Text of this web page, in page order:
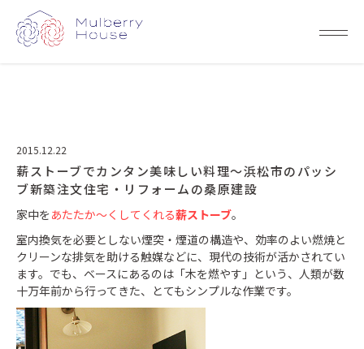
2015.12.22
薪ストーブでカンタン美味しい料理～浜松市のパッシ
ブ新築注文住宅・リフォームの桑原建設
家中をあたたか～くしてくれる薪ストーブ。
室内換気を必要としない煙突・煙道の構造や、効率のよい燃焼と
クリーンな排気を助ける触媒などに、現代の技術が活かされてい
ます。でも、ベースにあるのは「木を燃やす」という、人類が数
十万年前から行ってきた、とてもシンプルな作業です。